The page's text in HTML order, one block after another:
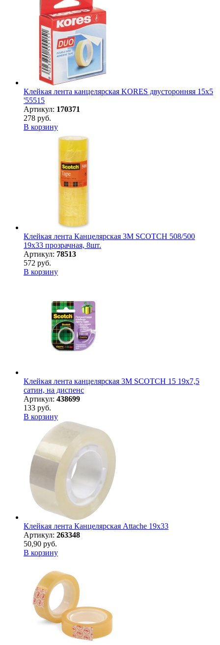
Клейкая лента канцелярская KORES двусторонняя 15х5
'55515
Артикул: 170371
278 руб.
В корзину
Клейкая лента Канцелярская 3M SCOTCH 508/500
19х33 прозрачная, 8шт.
Артикул: 78513
572 руб.
В корзину
Клейкая лента канцелярская 3M SCOTCH 15 19х7,5
сатин, на диспенс
Артикул: 438699
133 руб.
В корзину
Клейкая лента Канцелярская Attache 19x33
Артикул: 263348
50,90 руб.
В корзину